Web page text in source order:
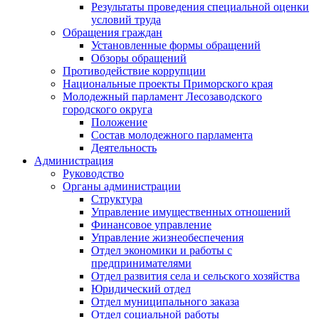
Результаты проведения специальной оценки
условий труда
Обращения граждан
Установленные формы обращений
Обзоры обращений
Противодействие коррупции
Национальные проекты Приморского края
Молодежный парламент Лесозаводского
городского округа
Положение
Состав молодежного парламента
Деятельность
Администрация
Руководство
Органы администрации
Структура
Управление имущественных отношений
Финансовое управление
Управление жизнеобеспечения
Отдел экономики и работы с
предпринимателями
Отдел развития села и сельского хозяйства
Юридический отдел
Отдел муниципального заказа
Отдел социальной работы